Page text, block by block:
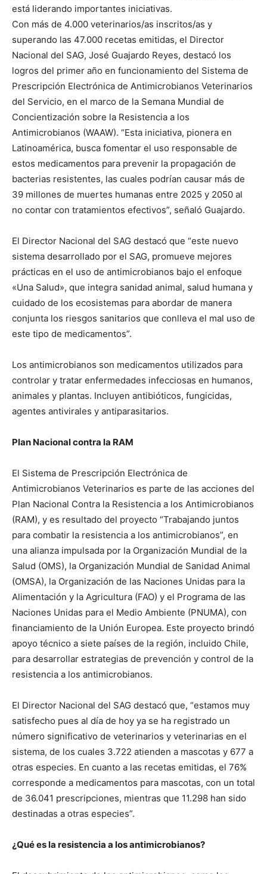
está liderando importantes iniciativas.
Con más de 4.000 veterinarios/as inscritos/as y
superando las 47.000 recetas emitidas, el Director
Nacional del SAG, José Guajardo Reyes, destacó los
logros del primer año en funcionamiento del Sistema de
Prescripción Electrónica de Antimicrobianos Veterinarios
del Servicio, en el marco de la Semana Mundial de
Concientización sobre la Resistencia a los
Antimicrobianos (WAAW). “Esta iniciativa, pionera en
Latinoamérica, busca fomentar el uso responsable de
estos medicamentos para prevenir la propagación de
bacterias resistentes, las cuales podrían causar más de
39 millones de muertes humanas entre 2025 y 2050 al
no contar con tratamientos efectivos”, señaló Guajardo.
El Director Nacional del SAG destacó que “este nuevo
sistema desarrollado por el SAG, promueve mejores
prácticas en el uso de antimicrobianos bajo el enfoque
«Una Salud», que integra sanidad animal, salud humana y
cuidado de los ecosistemas para abordar de manera
conjunta los riesgos sanitarios que conlleva el mal uso de
este tipo de medicamentos”.
Los antimicrobianos son medicamentos utilizados para
controlar y tratar enfermedades infecciosas en humanos,
animales y plantas. Incluyen antibióticos, fungicidas,
agentes antivirales y antiparasitarios.
Plan Nacional contra la RAM
El Sistema de Prescripción Electrónica de
Antimicrobianos Veterinarios es parte de las acciones del
Plan Nacional Contra la Resistencia a los Antimicrobianos
(RAM), y es resultado del proyecto “Trabajando juntos
para combatir la resistencia a los antimicrobianos”, en
una alianza impulsada por la Organización Mundial de la
Salud (OMS), la Organización Mundial de Sanidad Animal
(OMSA), la Organización de las Naciones Unidas para la
Alimentación y la Agricultura (FAO) y el Programa de las
Naciones Unidas para el Medio Ambiente (PNUMA), con
financiamiento de la Unión Europea. Este proyecto brindó
apoyo técnico a siete países de la región, incluido Chile,
para desarrollar estrategias de prevención y control de la
resistencia a los antimicrobianos.
El Director Nacional del SAG destacó que, “estamos muy
satisfecho pues al día de hoy ya se ha registrado un
número significativo de veterinarios y veterinarias en el
sistema, de los cuales 3.722 atienden a mascotas y 677 a
otras especies. En cuanto a las recetas emitidas, el 76%
corresponde a medicamentos para mascotas, con un total
de 36.041 prescripciones, mientras que 11.298 han sido
destinadas a otras especies”.
¿Qué es la resistencia a los antimicrobianos?